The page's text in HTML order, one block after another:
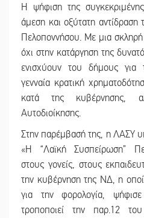
Η ψήφιση της
άμεση και οξύτατη
Πελοποννήσου. Με μια
όχι στην κατάργηση της
ενισχύουν του δήμους για
γενναία κρατική
κατά της κυβέρνησης,
Αυτοδιοίκησης.
Στην παρέμβασή της, η ΛΑΣΥ
«Η “Λαϊκή Συσπείρωση”
στους γονείς, στους
την κυβέρνηση της ΝΔ, η
για την φορολογία,
τροποποιεί την παρ.12